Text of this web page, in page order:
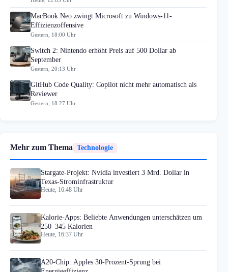
MacBook Neo zwingt Microsoft zu Windows-11-
Effizienzoffensive
Gestern, 18:00 Uhr
Switch 2: Nintendo erhöht Preis auf 500 Dollar ab
September
Gestern, 20:13 Uhr
GitHub Code Quality: Copilot nicht mehr automatisch als
Reviewer
Gestern, 18:27 Uhr
Mehr zum Thema Technologie
Stargate-Projekt: Nvidia investiert 3 Mrd. Dollar in
Texas-Strominfrastruktur
Heute, 16:48 Uhr
Kalorie-Apps: Beliebte Anwendungen unterschätzen um
250–345 Kalorien
Heute, 16:37 Uhr
A20-Chip: Apples 30-Prozent-Sprung bei